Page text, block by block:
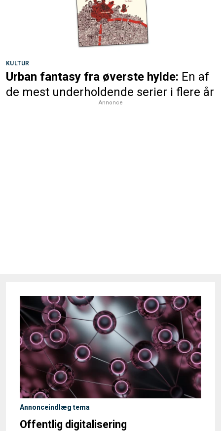
KULTUR
Urban fantasy fra øverste hylde: En af
de mest underholdende serier i flere år
Annonce
Annonceindlæg tema
Offentlig digitalisering